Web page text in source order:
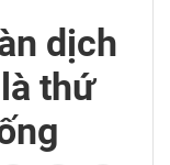
dịch
thứ